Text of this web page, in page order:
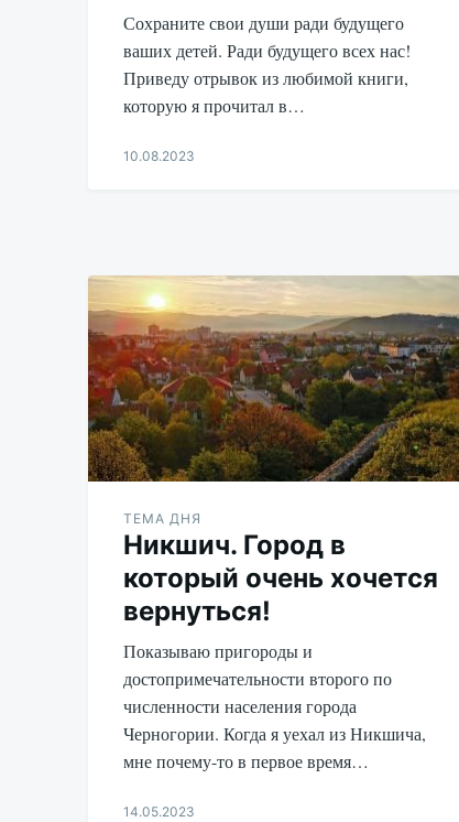
Сохраните свои души ради будущего
ваших детей. Ради будущего всех нас!
Приведу отрывок из любимой книги,
которую я прочитал в…
10.08.2023
ТЕМА ДНЯ
Никшич. Город в
который очень хочется
вернуться!
Показываю пригороды и
достопримечательности второго по
численности населения города
Черногории. Когда я уехал из Никшича,
мне почему-то в первое время…
14.05.2023